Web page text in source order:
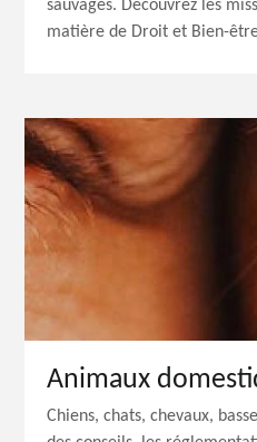
sauvages. Découvrez les
matière de Droit et Bien-
Animaux
Chiens, chats, chevaux,